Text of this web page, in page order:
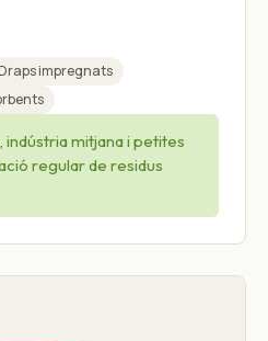
impregnats
indústria mitjana i petites
regular de residus